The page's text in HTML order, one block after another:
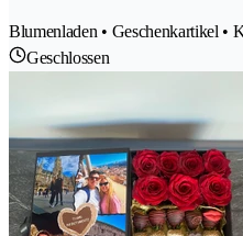
Blumenladen • Geschenkartikel •
Geschlossen